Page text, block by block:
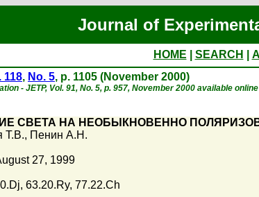
Journal of
HOME SEARCH
118, No. 5, p. 1105 (November 2000)
- JETP, Vol. 91, No. 5, p. 957, November 2000 available
СВЕТА НА НЕОБЫКНОВЕННО
Т.В., Пенин А.Н.
27, 1999
63.20.Ry, 77.22.Ch